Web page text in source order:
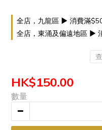
全店，九龍區 ▶ 消費滿
全店，東涌及偏遠地區 ▶
HK$150.00
數量